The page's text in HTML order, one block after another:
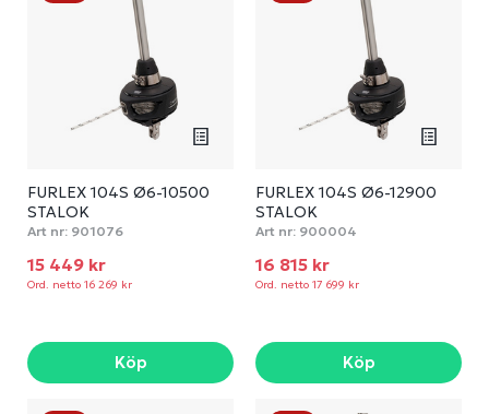
FURLEX 104S Ø6-10500
STALOK
Art nr: 901076
15 449 kr
Ord. netto 16 269 kr
Köp
FURLEX 104S Ø6-12900
STALOK
Art nr: 900004
16 815 kr
Ord. netto 17 699 kr
Köp